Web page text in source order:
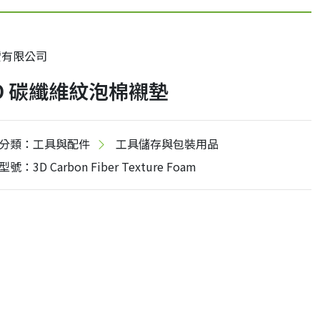
限公司
碳纖維紋泡棉襯墊
類：工具與配件
工具儲存與包裝用品
號：3D Carbon Fiber Texture Foam